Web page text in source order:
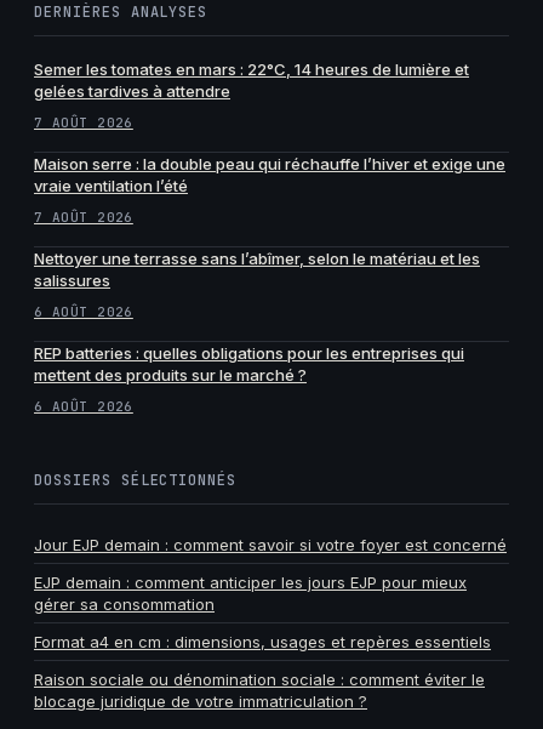
DERNIÈRES ANALYSES
Semer les tomates en mars : 22°C, 14 heures de lumière et
gelées tardives à attendre
7 AOÛT 2026
Maison serre : la double peau qui réchauffe l’hiver et exige une
vraie ventilation l’été
7 AOÛT 2026
Nettoyer une terrasse sans l’abîmer, selon le matériau et les
salissures
6 AOÛT 2026
REP batteries : quelles obligations pour les entreprises qui
mettent des produits sur le marché ?
6 AOÛT 2026
DOSSIERS SÉLECTIONNÉS
Jour EJP demain : comment savoir si votre foyer est concerné
EJP demain : comment anticiper les jours EJP pour mieux
gérer sa consommation
Format a4 en cm : dimensions, usages et repères essentiels
Raison sociale ou dénomination sociale : comment éviter le
blocage juridique de votre immatriculation ?